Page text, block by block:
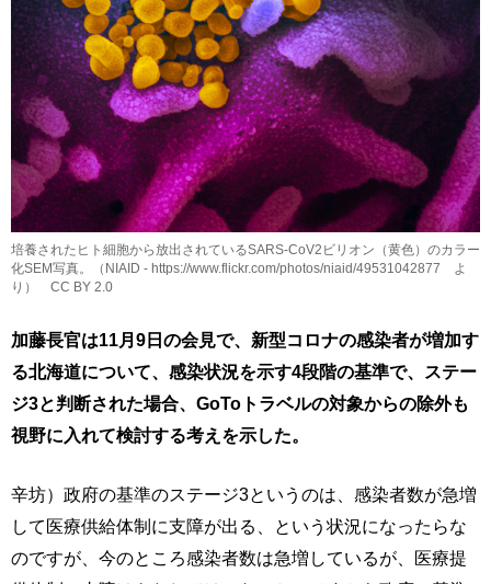
培養されたヒト細胞から放出されているSARS-CoV2ビリオン（黄色）のカラー
化SEM写真。（NIAID - https://www.flickr.com/photos/niaid/49531042877 よ
り） CC BY 2.0
加藤長官は11月9日の会見で、新型コロナの感染者が増加す
る北海道について、感染状況を示す4段階の基準で、ステー
ジ3と判断された場合、GoToトラベルの対象からの除外も
視野に入れて検討する考えを示した。
辛坊）政府の基準のステージ3というのは、感染者数が急増
して医療供給体制に支障が出る、という状況になったらな
のですが、今のところ感染者数は急増しているが、医療提